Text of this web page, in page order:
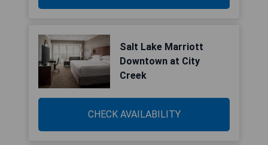
Salt Lake Marriott
Downtown at City
Creek
CHECK AVAILABILITY